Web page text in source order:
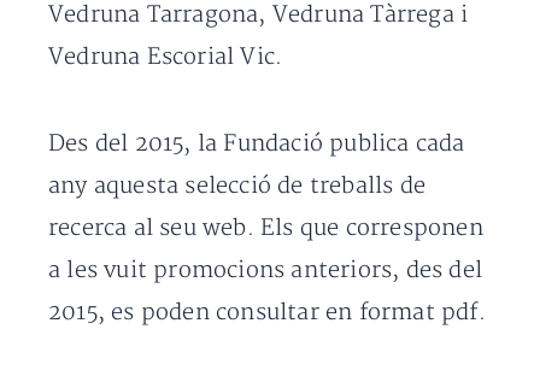
Vedruna Tarragona, Vedruna Tàrrega i
Vedruna Escorial Vic.
Des del 2015, la Fundació publica cada
any aquesta selecció de treballs de
recerca al seu web. Els que corresponen
a les vuit promocions anteriors, des del
2015, es poden consultar en format pdf.